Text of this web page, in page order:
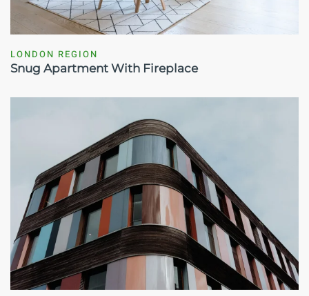
LONDON REGION
Snug Apartment With Fireplace